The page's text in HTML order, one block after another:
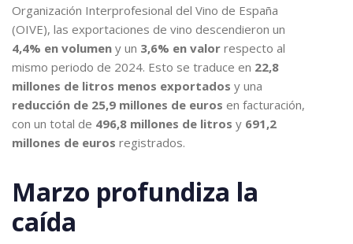
Organización Interprofesional del Vino de España
(OIVE), las exportaciones de vino descendieron un
4,4% en volumen y un 3,6% en valor respecto al
mismo periodo de 2024. Esto se traduce en 22,8
millones de litros menos exportados y una
reducción de 25,9 millones de euros en facturación,
con un total de 496,8 millones de litros y 691,2
millones de euros registrados.
Marzo profundiza la
caída